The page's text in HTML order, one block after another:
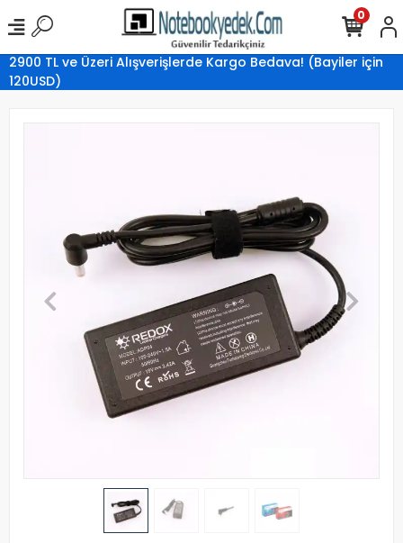
2900 TL ve Üzeri Alışverişlerde Kargo Bedava! (Bayiler için
120USD)
0